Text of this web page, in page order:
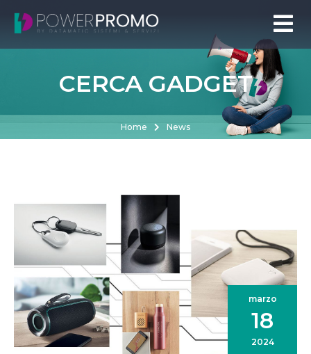
CERCA GADGET
Home News
marzo
18
2024